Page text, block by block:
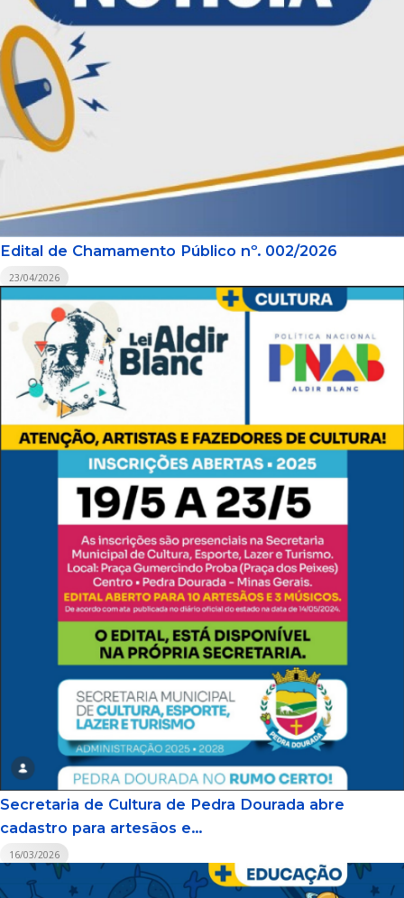
Edital de Chamamento Público nº. 002/2026
23/04/2026
Secretaria de Cultura de Pedra Dourada abre
cadastro para artesãos e...
16/03/2026